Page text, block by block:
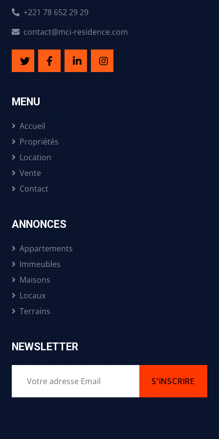
+221 78 652 29 29
contact@mci-residence.com
MENU
Accueil
Propriétés
Location
Vente
Contact
ANNONCES
Appartements
Immeubles
Maisons
Locaux
Terrains
NEWSLETTER
S'INSCRIRE